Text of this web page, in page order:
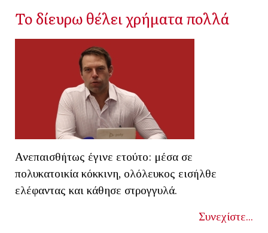
Το δίευρω θέλει χρήματα πολλά
Ανεπαισθήτως έγινε ετούτο: μέσα σε
πολυκατοικία κόκκινη, ολόλευκος εισήλθε
ελέφαντας και κάθησε στρογγυλά.
Συνεχίστε...